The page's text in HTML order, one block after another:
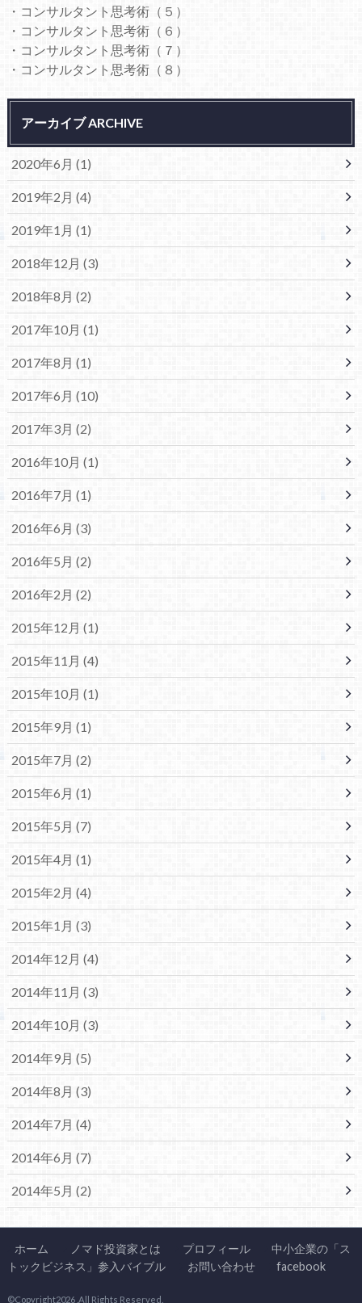
・コンサルタント思考術（５）
・コンサルタント思考術（６）
・コンサルタント思考術（７）
・コンサルタント思考術（８）
アーカイブ ARCHIVE
2020年6月 (1)
2019年2月 (4)
2019年1月 (1)
2018年12月 (3)
2018年8月 (2)
2017年10月 (1)
2017年8月 (1)
2017年6月 (10)
2017年3月 (2)
2016年10月 (1)
2016年7月 (1)
2016年6月 (3)
2016年5月 (2)
2016年2月 (2)
2015年12月 (1)
2015年11月 (4)
2015年10月 (1)
2015年9月 (1)
2015年7月 (2)
2015年6月 (1)
2015年5月 (7)
2015年4月 (1)
2015年2月 (4)
2015年1月 (3)
2014年12月 (4)
2014年11月 (3)
2014年10月 (3)
2014年9月 (5)
2014年8月 (3)
2014年7月 (4)
2014年6月 (7)
2014年5月 (2)
ホーム ノマド投資家とは プロフィール
中小企業の「ス
トックビジネス」参入バイブル
お問い合わせ facebook
©Copyright2026 .All Rights Reserved.